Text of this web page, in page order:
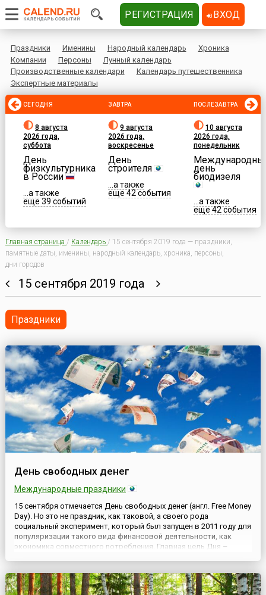
Праздники Именины Народный календарь
Хроника
Компании
Персоны
Лунный календарь
Производственные календари
Календарь путешественника
Экспертные материалы
СЕГОДНЯ
8 августа
2026 года,
суббота
День
физкультурника
в России
...а также
еще 39 событий
ЗАВТРА
9 августа
2026 года,
воскресенье
День
строителя
...а также
еще 42 события
ПОСЛЕЗАВТРА
10 августа
2026 года,
понедельник
день
биодизеля
...а также
еще 42 события
Главная страница / Календарь / 15 сентября 2019 года — праздники,
памятные даты, именины, народный календарь, хроника, персоны,
дни городов
15 сентября 2019 года
Праздники
День свободных денег
Международные праздники
15 сентября отмечается День свободных денег (англ. Free Money
Day). Но это не праздник, как таковой, а своего рода
социальный эксперимент, который был запущен в 2011 году для
популяризации такого вида финансовой деятельности, как
экономика совместного потребления. Главная цель Дня –
э...
РЕГИСТРАЦИЯ ВХОД